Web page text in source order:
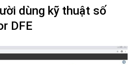
dùng kỹ thuật số
DFE